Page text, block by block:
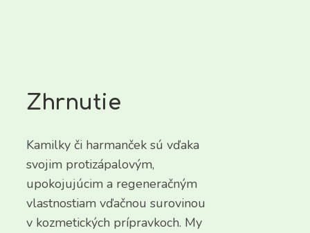
Zhrnutie
Kamilky či harmanček sú vďaka
svojim protizápalovým,
upokojujúcim a regeneračným
vlastnostiam vďačnou surovinou
v kozmetických prípravkoch. My